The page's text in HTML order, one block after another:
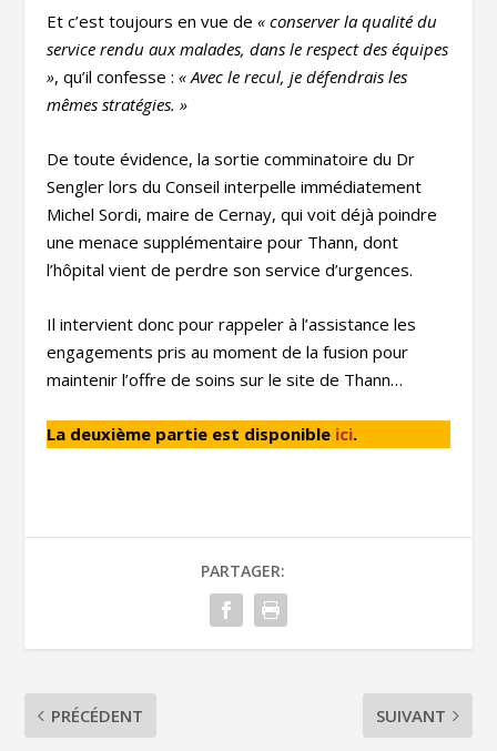
Et c’est toujours en vue de« conserver la qualité du
service rendu aux malades, dans le respect des équipes
», qu’il confesse :« Avec le recul, je défendrais les
mêmes stratégies. »
De toute évidence, la sortie comminatoire du Dr
Sengler lors du Conseil interpelle immédiatement
Michel Sordi, maire de Cernay, qui voit déjà poindre
une menace supplémentaire pour Thann, dont
l’hôpital vient de perdre son service d’urgences.
Il intervient donc pour rappeler à l’assistance les
engagements pris au moment de la fusion pour
maintenir l’offre de soins sur le site de Thann…
La deuxième partie est disponible ici.
PARTAGER:
PRÉCÉDENT SUIVANT